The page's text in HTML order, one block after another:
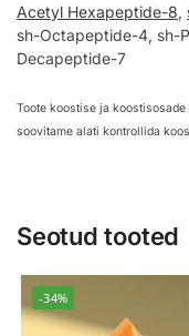
Acetyl Hexapeptide-8,
sh-Octapeptide-4, sh-
Decapeptide-7
Toote koostise ja
soovitame alati kontrollida
Seotud tooted
-34%